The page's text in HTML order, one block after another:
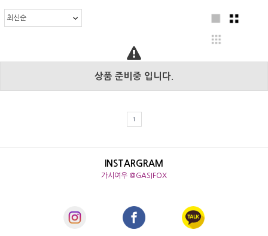
상품 준비중 입니다.
1
INSTARGRAM
가시여우 @GASIFOX